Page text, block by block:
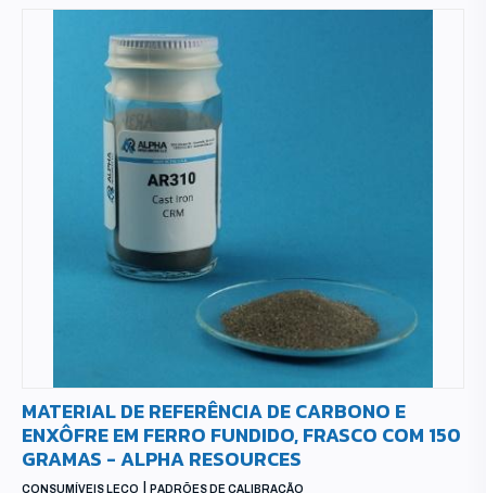
MATERIAL DE REFERÊNCIA DE CARBONO E
ENXÔFRE EM FERRO FUNDIDO, FRASCO COM 150
GRAMAS - ALPHA RESOURCES
CONSUMÍVEIS LECO PADRÕES DE CALIBRAÇÃO